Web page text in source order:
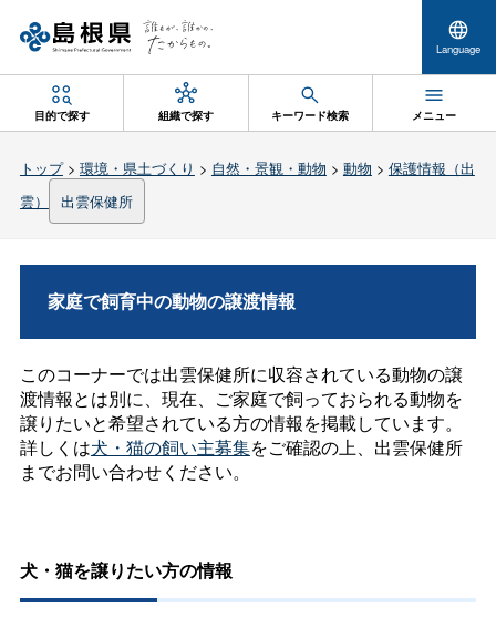
Language
目的で探す 組織で探す キーワード検索 メニュー
トップ> 環境・県土づくり > 自然・景観・動物 > 動物 > 保護情報（出
雲）
出雲保健所
家庭で飼育中の動物の譲渡情報
このコーナーでは出雲保健所に収容されている動物の譲
渡情報とは別に、現在、ご家庭で飼っておられる動物を
譲りたいと希望されている方の情報を掲載しています。
詳しくは犬・猫の飼い主募集をご確認の上、出雲保健所
までお問い合わせください。
犬・猫を譲りたい方の情報